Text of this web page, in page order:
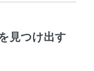
見つけ出す